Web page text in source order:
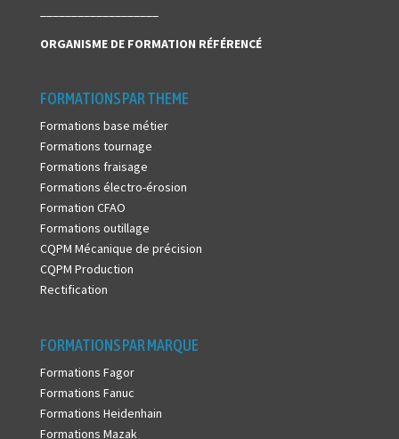
ORGANISME DE FORMATION RÉFÉRENCÉ
FORMATIONS PAR THEME
Formations base métier
Formations tournage
Formations fraisage
Formations électro-érosion
Formation CFAO
Formations outillage
CQPM Mécanique de précision
CQPM Production
Rectification
FORMATIONS PAR MARQUE
Formations Fagor
Formations Fanuc
Formations Heidenhain
Formations Mazak